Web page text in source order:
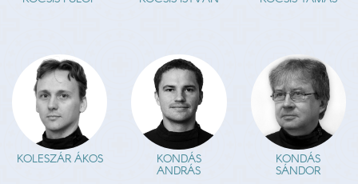
KOLESZÁR ÁKOS KONDÁS
ANDRÁS
KONDÁS
SÁNDOR